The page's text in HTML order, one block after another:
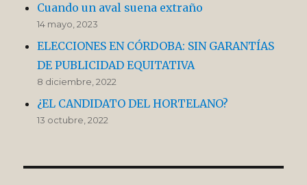
Cuando un aval suena extraño
14 mayo, 2023
ELECCIONES EN CÓRDOBA: SIN GARANTÍAS
DE PUBLICIDAD EQUITATIVA
8 diciembre, 2022
¿EL CANDIDATO DEL HORTELANO?
13 octubre, 2022